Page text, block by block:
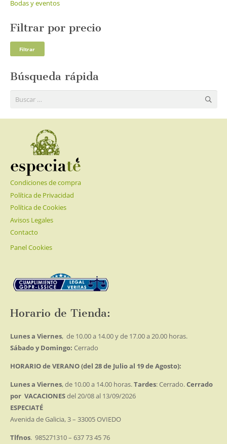
Bodas y eventos
Filtrar por precio
Filtrar
Búsqueda rápida
Buscar:
Condiciones de compra
Política de Privacidad
Política de Cookies
Avisos Legales
Contacto
Panel Cookies
Horario de Tienda:
Lunes a Viernes, de 10.00 a 14.00 y de 17.00 a 20.00 horas.
Sábado y Domingo: Cerrado
HORARIO de VERANO (del 28 de Julio al 19 de Agosto):
Lunes a Viernes, de 10.00 a 14.00 horas.Tardes: Cerrado.Cerrado
por VACACIONESdel 20/08 al 13/09/2026
ESPECIATÉ
Avenida de Galicia, 3 – 33005 OVIEDO
Tlfnos. 985271310 – 637 73 45 76